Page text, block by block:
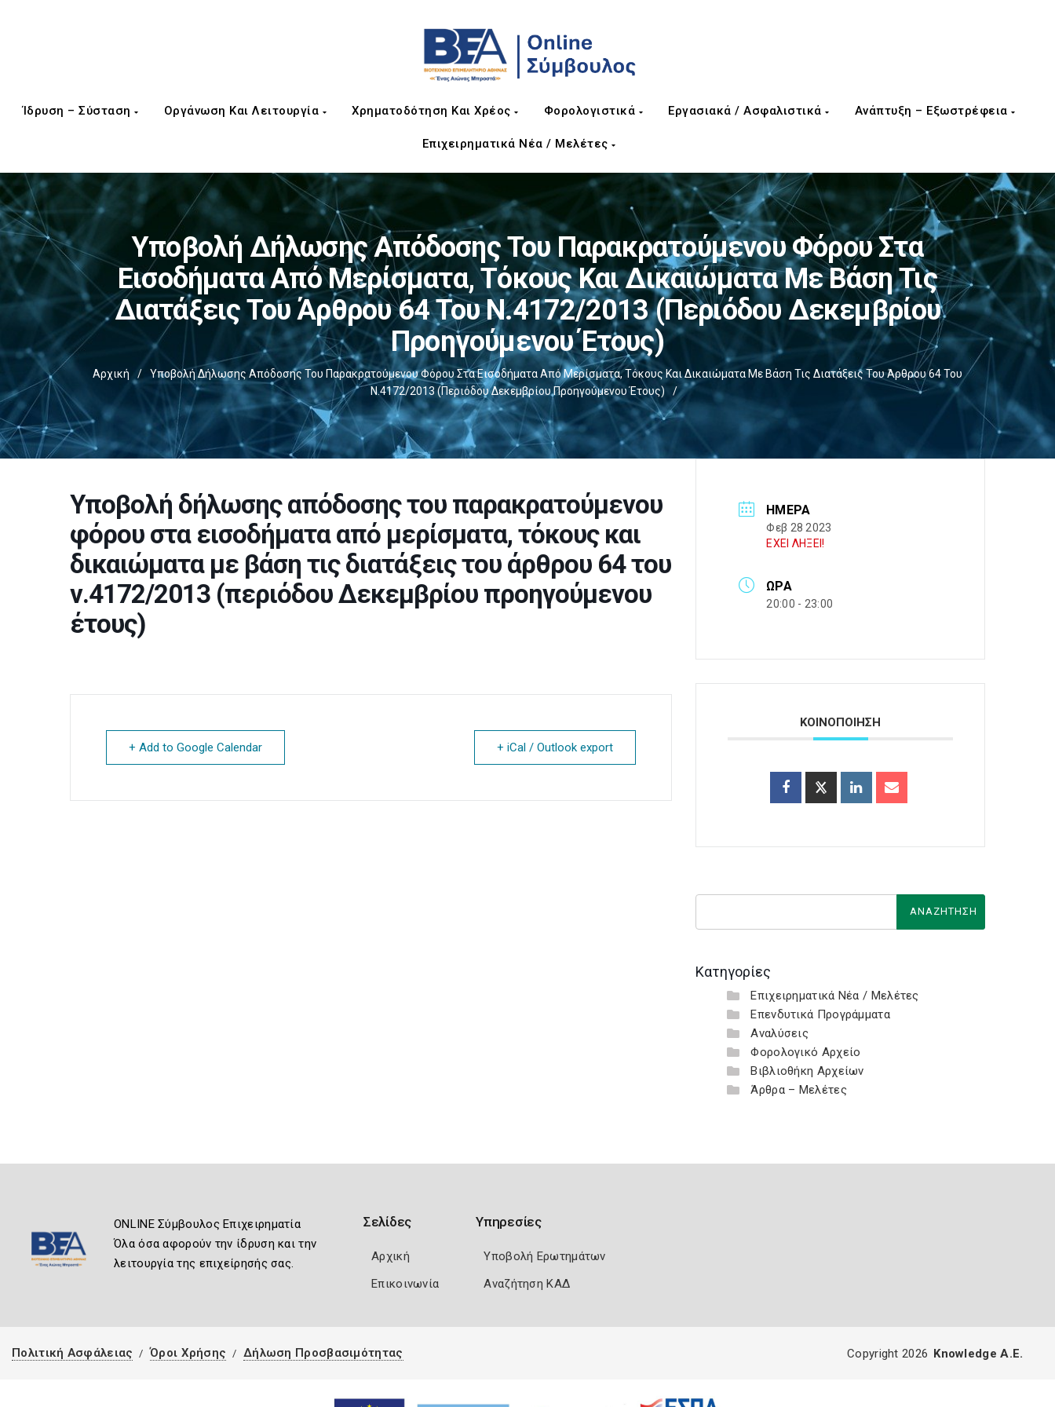
Ίδρυση – Σύσταση Οργάνωση Και Λειτουργία Χρηματοδότηση Και Χρέος Φορολογιστικά Εργασιακά / Ασφαλιστικά Ανάπτυξη – Εξωστρέφεια
Επιχειρηματικά Νέα / Μελέτες
Υποβολή Δήλωσης Απόδοσης Του Παρακρατούμενου Φόρου Στα
Εισοδήματα Από Μερίσματα, Τόκους Και Δικαιώματα Με Βάση Τις
Διατάξεις Του Άρθρου 64 Του Ν.4172/2013 (περιόδου Δεκεμβρίου
Προηγούμενου Έτους)
Αρχική /
Υποβολή Δήλωσης Απόδοσης Του Παρακρατούμενου Φόρου Στα Εισοδήματα Από Μερίσματα, Τόκους Και Δικαιώματα Με Βάση Τις Διατάξεις Του Άρθρου 64 Του
Ν.4172/2013 (περιόδου Δεκεμβρίου Προηγούμενου Έτους)
/
Υποβολή δήλωσης απόδοσης του παρακρατούμενου
φόρου στα εισοδήματα από μερίσματα, τόκους και
δικαιώματα με βάση τις διατάξεις του άρθρου 64 του
ν.4172/2013 (περιόδου Δεκεμβρίου προηγούμενου
έτους)
+ Add to Google Calendar + iCal / Outlook export
ΗΜΈΡΑ
Φεβ 28 2023
ΕΧΕΙ ΛΗΞΕΙ!
ΏΡΑ
20:00 - 23:00
ΚΟΙΝΟΠΟΙΗΣΗ
Κατηγορίες
Επιχειρηματικά Νέα / Μελέτες
Επενδυτικά Προγράμματα
Αναλύσεις
Φορολογικό Αρχείο
Βιβλιοθήκη Αρχείων
Άρθρα – Μελέτες
ONLINE Σύμβουλος Επιχειρηματία
Όλα όσα αφορούν την ίδρυση και την
λειτουργία της επιχείρησής σας.
Σελίδες
Αρχική
Επικοινωνία
Υπηρεσίες
Υποβολή Ερωτημάτων
Αναζήτηση ΚΑΔ
Πολιτική Ασφάλειας Όροι Χρήσης Δήλωση Προσβασιμότητας Copyright 2026 Knowledge A.E.